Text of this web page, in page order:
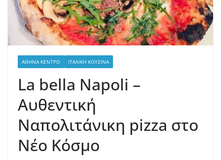
ΑΘΉΝΑ ΚΈΝΤΡΟ ΙΤΑΛΙΚΉ ΚΟΥΖΊΝΑ
La bella Napoli –
Αυθεντική
Ναπολιτάνικη pizza στο
Νέο Κόσμο